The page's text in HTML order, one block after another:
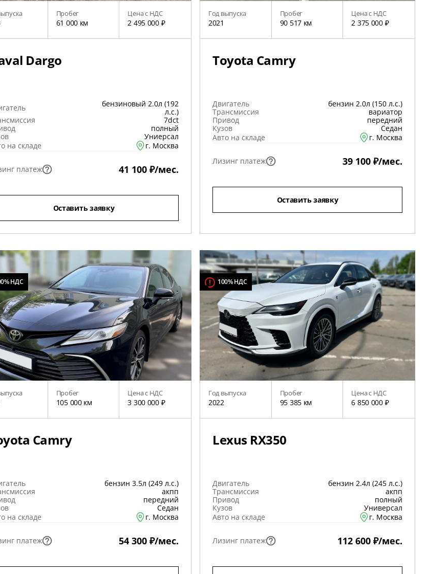
Пробег
61 000 км
Цена с НДС
2 495 000 ₽
Dargo
бензиновый 2.0л (192
л.с.)
7dct
полный
Униерсал
на складе
г. Москва
платеж 41 100 ₽/мес.
Оставить заявку
Год выпуска
2021
Пробег
90 517 км
Цена с НДС
2 375 000 ₽
Toyota Camry
Двигатель
бензин 2.0л (150 л.с.)
Трансмиссия
вариатор
Привод
передний
Кузов
Седан
Авто на складе
г. Москва
Лизинг платеж 39 100 ₽/мес.
Оставить заявку
НДС
Пробег
105 000 км
Цена с НДС
3 300 000 ₽
Camry
бензин 3.5л (249 л.с.)
акпп
передний
Седан
на складе
г. Москва
платеж 54 300 ₽/мес.
100% НДС
Год выпуска
2022
Пробег
95 385 км
Цена с НДС
6 850 000 ₽
Lexus RX350
Двигатель
бензин 2.4л (245 л.с.)
Трансмиссия
акпп
Привод
полный
Кузов
Универсал
Авто на складе
г. Москва
Лизинг платеж 112 600 ₽/мес.